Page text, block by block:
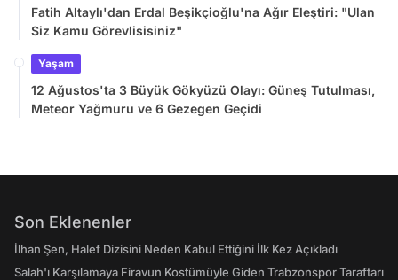
Fatih Altaylı'dan Erdal Beşikçioğlu'na Ağır Eleştiri: "Ulan
Siz Kamu Görevlisisiniz"
Yaşam
12 Ağustos'ta 3 Büyük Gökyüzü Olayı: Güneş Tutulması,
Meteor Yağmuru ve 6 Gezegen Geçidi
Son Eklenenler
İlhan Şen, Halef Dizisini Neden Kabul Ettiğini İlk Kez Açıkladı
Salah'ı Karşılamaya Firavun Kostümüyle Giden Trabzonspor Taraftarı